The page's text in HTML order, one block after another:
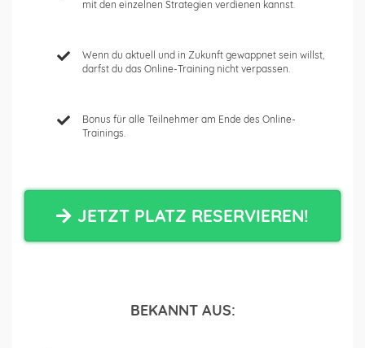
mit den einzelnen Strategien verdienen kannst.
Wenn du aktuell und in Zukunft gewappnet sein willst,
darfst du das Online-Training nicht verpassen.
Bonus für alle Teilnehmer am Ende des Online-
Trainings.
JETZT PLATZ RESERVIEREN!
BEKANNT AUS: